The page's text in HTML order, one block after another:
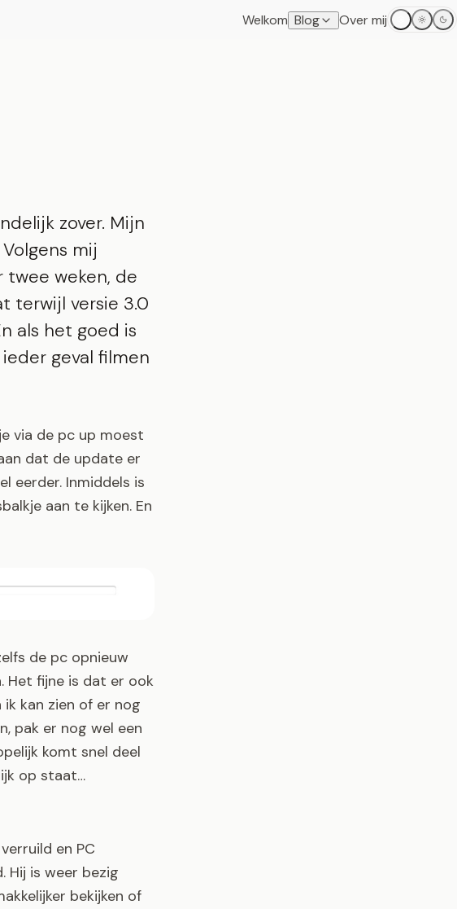
Welkom Blog Over mij
zover. Mijn
mij
twee weken, de
terwijl versie 3.0
als het goed is
geval filmen
via de pc up moest
dat de update er
eerder. Inmiddels is
aan te kijken. En
de pc opnieuw
Het fijne is dat er ook
kan zien of er nog
pak er nog wel een
komt snel deel
op staat…
en PC
Hij is weer bezig
bekijken of